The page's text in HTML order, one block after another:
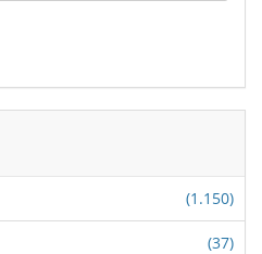
(1.150)
(37)